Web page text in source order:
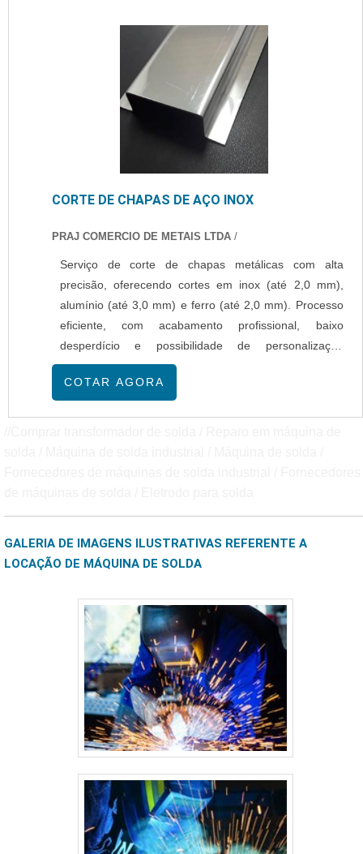
CORTE DE CHAPAS DE AÇO INOX
PRAJ COMERCIO DE METAIS LTDA/
Serviço de corte de chapas metálicas com alta
precisão, oferecendo cortes em inox (até 2,0 mm),
alumínio (até 3,0 mm) e ferro (até 2,0 mm). Processo
eficiente, com acabamento profissional, baixo
desperdício e possibilidade de personalização
conforme a necessidade do cliente. Atendimento
especializado, prazos ágeis e matéria-prima de alta
COTAR AGORA
GALERIA DE IMAGENS ILUSTRATIVAS REFERENTE A
LOCAÇÃO DE MÁQUINA DE SOLDA